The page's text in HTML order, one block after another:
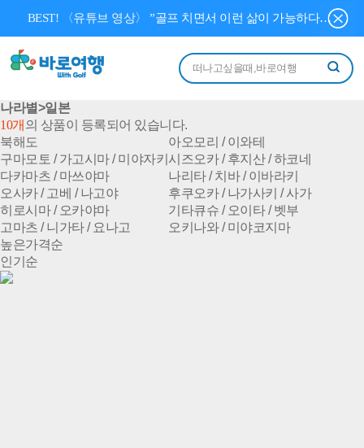
BEST! 〈유튜브 영상〉 ”골프 치면서 이런 삶이 가능하다고?” 영상 20도 골드코스트, 캡틴이 직접 살아봤습니다
나라별>일본
10개 의 상품이 등록되어 있습니다.
북해도
아오모리 / 이와테
구마모토 / 가고시마 / 미야자키 시즈오카 / 후지산 / 하코네
다카마츠 / 마쓰야마
나리타 / 치바 / 이바라키
오사카 / 고베 / 나고야
후쿠오카 / 나가사키 / 사가
히로시마 / 오카야마
기타큐슈 / 오이타 / 벳부
고마츠 / 니가타 / 요나고
오키나와 / 미야코지마
높은가격순
인기순